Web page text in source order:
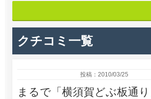
クチコミ一覧
投稿：2010/03/25
まるで「横須賀どぶ板通